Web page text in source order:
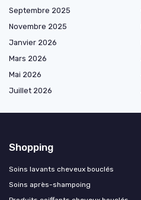
Septembre 2025
Novembre 2025
Janvier 2026
Mars 2026
Mai 2026
Juillet 2026
Shopping
Soins lavants cheveux bouclés
Soins après-shampoing